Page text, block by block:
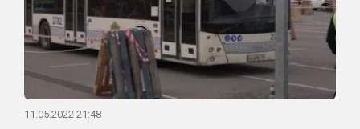
11.05.2022 21:48